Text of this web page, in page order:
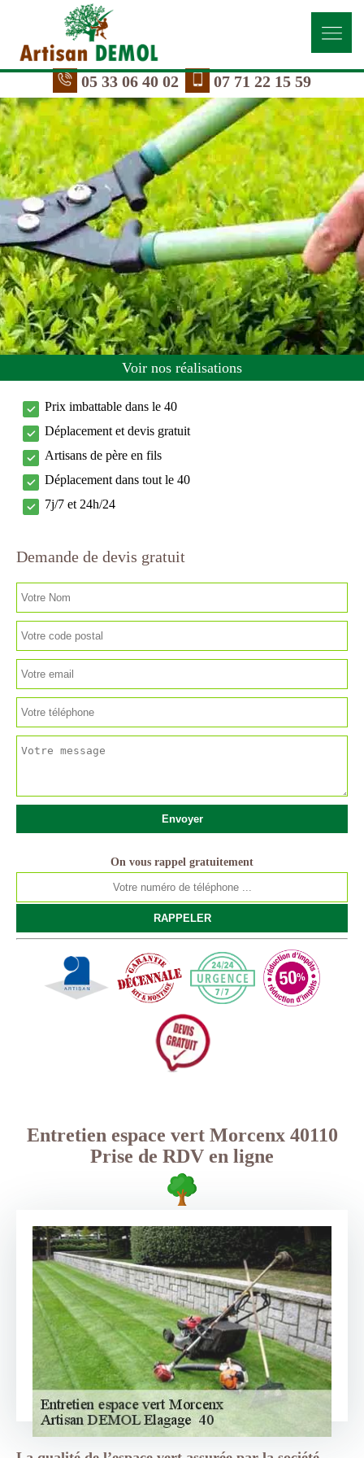
05 33 06 40 02 07 71 22 15 59
Voir nos réalisations
Prix imbattable dans le 40
Déplacement et devis gratuit
Artisans de père en fils
Déplacement dans tout le 40
7j/7 et 24h/24
Demande de devis gratuit
On vous rappel gratuitement
Entretien espace vert Morcenx 40110
Prise de RDV en ligne